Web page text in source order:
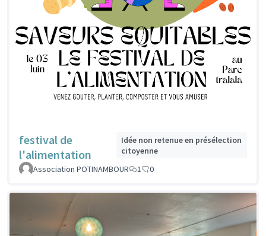
festival de
l'alimentation
Idée non retenue en présélection
citoyenne
Association POTINAMBOUR
1 0